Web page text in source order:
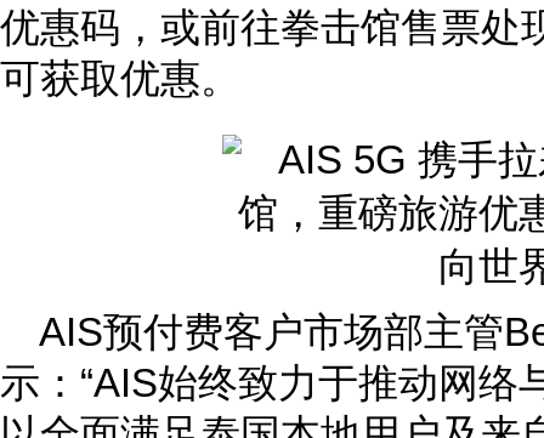
优惠码，或前往拳击馆售票处
可获取优惠。
AIS预付费客户市场部主管
示：“AIS始终致力于推动网络